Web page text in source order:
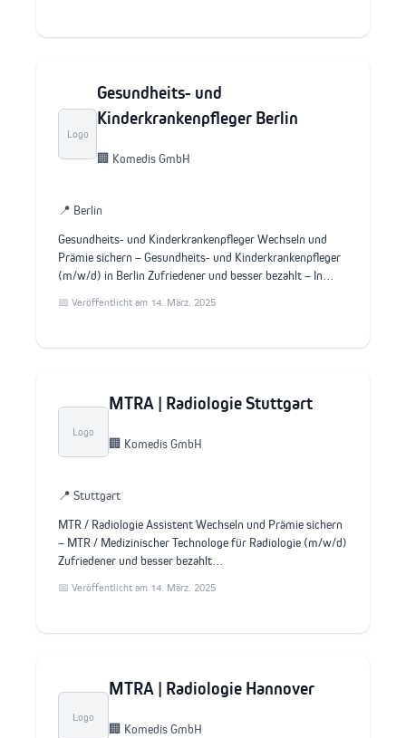
Logo
Gesundheits- und
Kinderkrankenpfleger Berlin
🏢 Komedis GmbH
📍 Berlin
Gesundheits- und Kinderkrankenpfleger Wechseln und
Prämie sichern – Gesundheits- und Kinderkrankenpfleger
(m/w/d) in Berlin Zufriedener und besser bezahlt – In…
📅 Veröffentlicht am 14. März. 2025
Logo
MTRA | Radiologie Stuttgart
🏢 Komedis GmbH
📍 Stuttgart
MTR / Radiologie Assistent Wechseln und Prämie sichern
– MTR / Medizinischer Technologe für Radiologie (m/w/d)
Zufriedener und besser bezahlt…
📅 Veröffentlicht am 14. März. 2025
Logo
MTRA | Radiologie Hannover
🏢 Komedis GmbH